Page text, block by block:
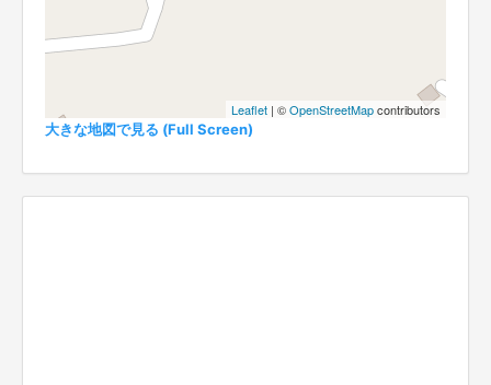
Leaflet | ©OpenStreetMapcontributors
大きな地図で見る (Full Screen)